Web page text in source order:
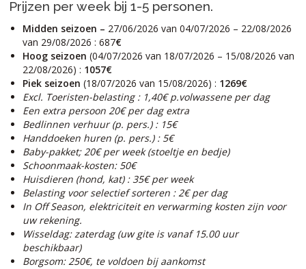
Prijzen per week bij 1-5 personen.
Midden seizoen – 27/06/2026 van 04/07/2026 – 22/08/2026
van 29/08/2026 : 687€
Hoog seizoen (04/07/2026 van 18/07/2026 – 15/08/2026 van
22/08/2026) : 1057€
Piek seizoen (18/07/2026 van 15/08/2026) : 1269€
Excl. Toeristen-belasting : 1,40€ p.volwassene per dag
Een extra persoon 20€ per dag extra
Bedlinnen verhuur (p. pers.) : 15€
Handdoeken huren (p. pers.) : 5€
Baby-pakket; 20€ per week (stoeltje en bedje)
Schoonmaak-kosten: 50€
Huisdieren (hond, kat) : 35€ per week
Belasting voor selectief sorteren : 2€ per dag
In Off Season, elektriciteit en verwarming kosten zijn voor
uw rekening.
Wisseldag: zaterdag (uw gite is vanaf 15.00 uur
beschikbaar)
Borgsom: 250€, te voldoen bij aankomst